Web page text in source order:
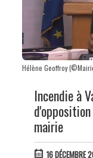
Hélène Geoffroy
Incendie à
mairie
16 DÉCEMBRE